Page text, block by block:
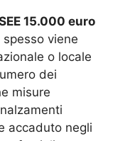
15.000 euro
viene
o locale
dei
misure
accaduto negli